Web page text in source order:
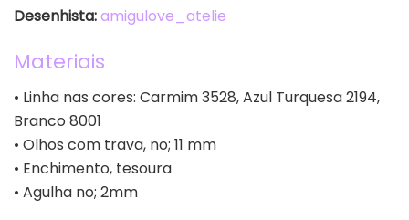
Desenhista:amigulove_atelie
Materiais
• Linha nas cores: Carmim 3528, Azul Turquesa 2194,
Branco 8001
• Olhos com trava, no; 11 mm
• Enchimento, tesoura
• Agulha no; 2mm